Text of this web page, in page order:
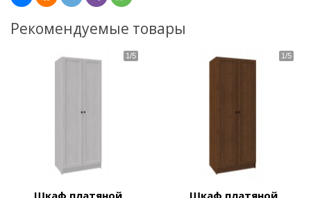
Рекомендуемые товары
Шкаф платяной
Шкаф платяной